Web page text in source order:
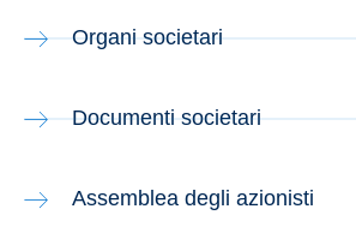
Organi societari
Documenti societari
Assemblea degli azionisti